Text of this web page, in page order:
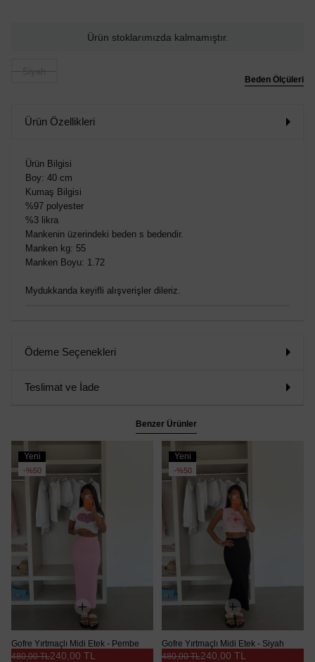
Ürün stoklarımızda kalmamıştır.
Beden Ölçüleri
Ürün Özellikleri
Ürün Bilgisi
Boy: 40 cm
Kumaş Bilgisi
%97 polyester
%3 likra
Mankenin üzerindeki beden s bedendir.
Manken kg: 55
Manken Boyu: 1.72
Mydukkanda keyifli alışverişler dileriz.
Ödeme Seçenekleri
Teslimat ve İade
Benzer Ürünler
Yeni
Ürün
%50
Gofre Yırtmaçlı Midi Etek - Pembe
240,00 TL
480,00 TL
Yeni
Ürün
%50
Gofre Yırtmaçlı Midi Etek - Siyah
240,00 TL
480,00 TL